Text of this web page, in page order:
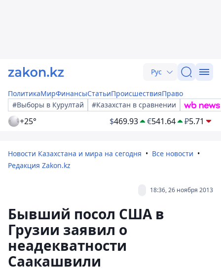
Рус
ПолитикаМирФинансыСтатьиПроисшествияПраво
#Выборы в Курултай
#Казахстан в сравнении
+25° $469.93 €541.64 ₽5.71
Новости Казахстана и мира на сегодня
Все новости
Редакция Zakon.kz
18:36, 26 ноября 2013
Бывший посол США в
Грузии заявил о
неадекватности
Саакашвили